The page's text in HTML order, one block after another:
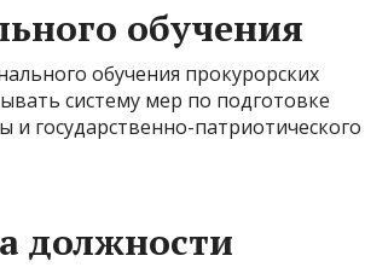
обучения
обучения прокурорских
систему мер по подготовке
государственно-патриотического
должности